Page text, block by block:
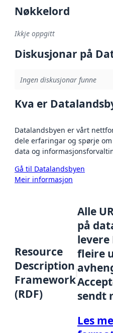
Nøkkelord
Ikkje oppgitt
Diskusjonar på
Ingen diskusjonar funne
Kva er
Datalandsbyen er vårt
dele erfaringar og spørje
data og
Gå til Datalandsbyen
Meir informasjon
Resource
Description
Framework
(RDF)
Alle
på
levere
fleire
sendt
Les